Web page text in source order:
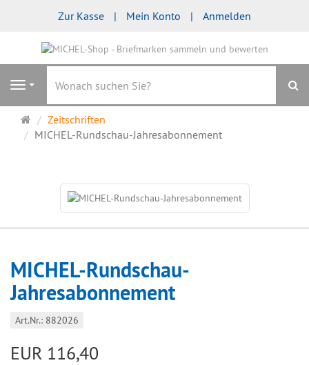
Zur Kasse Mein Konto Anmelden
Navigation
Startseite
Zeitschriften
MICHEL-Rundschau-Jahresabonnement
MICHEL-Rundschau-
Jahresabonnement
Art.Nr.: 882026
EUR 116,40